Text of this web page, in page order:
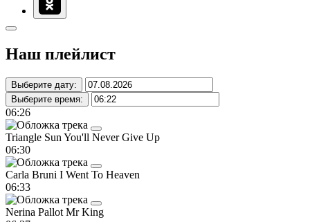
Наш плейлист
Выберите дату:
Выберите время:
06:26
Triangle Sun You'll Never Give Up
06:30
Carla Bruni I Went To Heaven
06:33
Nerina Pallot Mr King